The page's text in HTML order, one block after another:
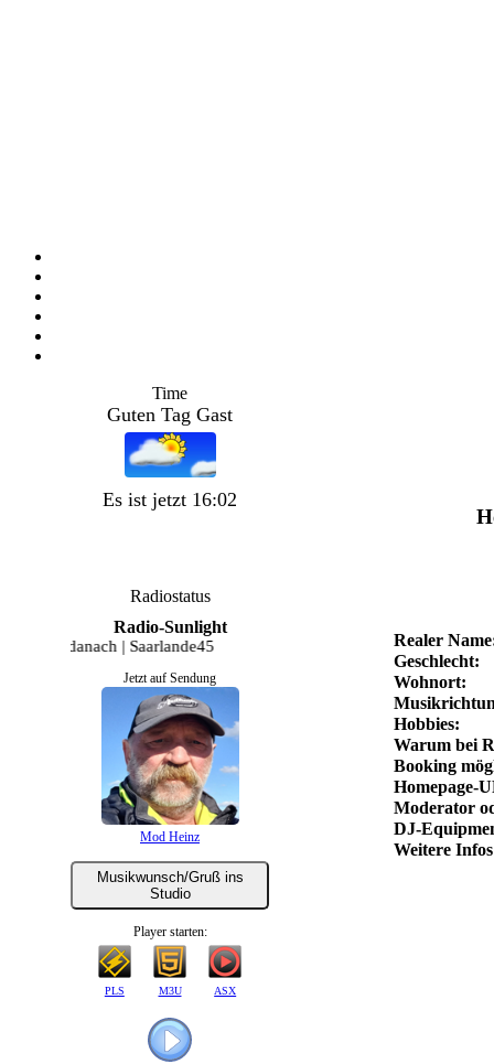
Time
Guten Tag Gast
Es ist jetzt 16:02
Radiostatus
Radio-Sunlight
danach | Saarlande45
Jetzt auf Sendung
Mod Heinz
Musikwunsch/Gruß ins
Studio
Player starten:
PLS M3U ASX
Realer
Geschlecht:
Wohnort:
Hobbies:
Warum bei
Booking
Homepage-
Moderator
DJ-
Weitere